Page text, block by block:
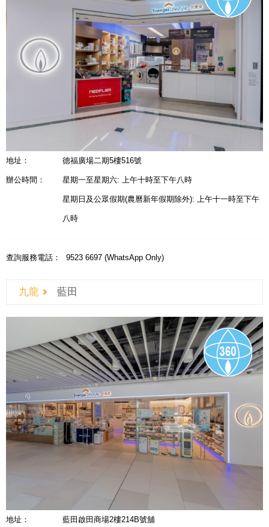
地址： 德福廣場二期5樓516號
辦公時間： 星期一至星期六: 上午十時至下午八時
星期日及公眾假期(農曆新年假期除外): 上午十一時至下午
八時
查詢服務電話： 9523 6697 (WhatsApp Only)
九龍 藍田
地址： 藍田啟田商場2樓214B號舖